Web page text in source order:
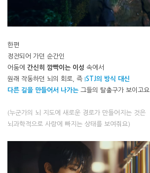
한편
정전되어 가던 순간인
어둠에 간신히 깜빡이는 이성 속에서
원래 작동하던 뇌의 회로, 즉 ISTJ의 방식 대신
다른 길을 만들어서 나가는 그들의 탈출구가 보이고요.
(누군가의 뇌 지도에 새로운 경로가 만들어지는 것은
뇌과학적으로 사랑에 빠지는 상태를 보여줘요)